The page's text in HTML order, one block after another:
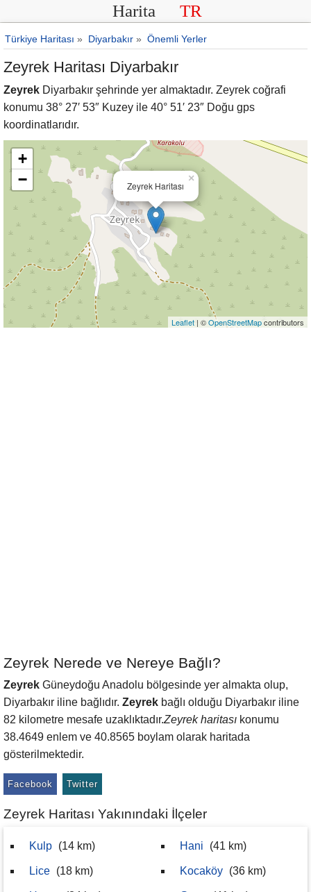
Harita TR
Türkiye Haritası » Diyarbakır » Önemli Yerler
Zeyrek Haritası Diyarbakır
Zeyrek Diyarbakır şehrinde yer almaktadır. Zeyrek coğrafi
konumu 38° 27′ 53″ Kuzey ile 40° 51′ 23″ Doğu gps
koordinatlarıdır.
Zeyrek Haritası
×
+
−
Leaflet | ©OpenStreetMapcontributors
Zeyrek Nerede ve Nereye Bağlı?
Zeyrek Güneydoğu Anadolu bölgesinde yer almakta olup,
Diyarbakır iline bağlıdır. Zeyrek bağlı olduğu Diyarbakır iline
82 kilometre mesafe uzaklıktadır.Zeyrek haritası konumu
38.4649 enlem ve 40.8565 boylam olarak haritada
gösterilmektedir.
Facebook Twitter
Zeyrek Haritası Yakınındaki İlçeler
Kulp (14 km)
Lice (18 km)
Hani (41 km)
Kocaköy (36 km)